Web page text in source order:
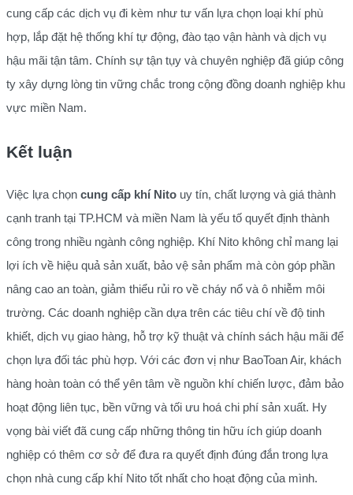
cung cấp các dịch vụ đi kèm như tư vấn lựa chọn loại khí phù
hợp, lắp đặt hệ thống khí tự động, đào tạo vận hành và dịch vụ
hậu mãi tận tâm. Chính sự tận tụy và chuyên nghiệp đã giúp công
ty xây dựng lòng tin vững chắc trong cộng đồng doanh nghiệp khu
vực miền Nam.
Kết luận
Việc lựa chọn cung cấp khí Nito uy tín, chất lượng và giá thành
cạnh tranh tại TP.HCM và miền Nam là yếu tố quyết định thành
công trong nhiều ngành công nghiệp. Khí Nito không chỉ mang lại
lợi ích về hiệu quả sản xuất, bảo vệ sản phẩm mà còn góp phần
nâng cao an toàn, giảm thiểu rủi ro về cháy nổ và ô nhiễm môi
trường. Các doanh nghiệp cần dựa trên các tiêu chí về độ tinh
khiết, dịch vụ giao hàng, hỗ trợ kỹ thuật và chính sách hậu mãi để
chọn lựa đối tác phù hợp. Với các đơn vị như BaoToan Air, khách
hàng hoàn toàn có thể yên tâm về nguồn khí chiến lược, đảm bảo
hoạt động liên tục, bền vững và tối ưu hoá chi phí sản xuất. Hy
vọng bài viết đã cung cấp những thông tin hữu ích giúp doanh
nghiệp có thêm cơ sở để đưa ra quyết định đúng đắn trong lựa
chọn nhà cung cấp khí Nito tốt nhất cho hoạt động của mình.